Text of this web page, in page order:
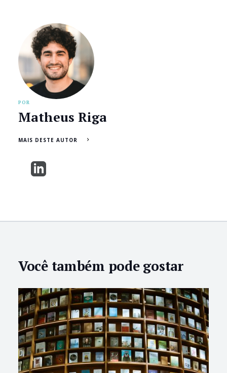
POR
Matheus Riga
MAIS DESTE AUTOR
Você também pode gostar